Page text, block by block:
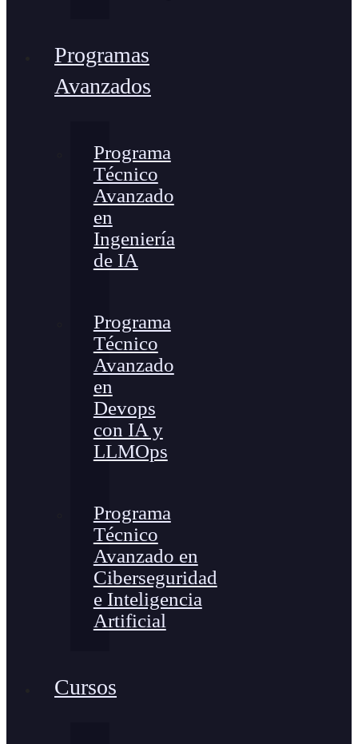
Programas
Avanzados
Programa
Técnico
Avanzado
en
Ingeniería
de IA
Programa
Técnico
Avanzado
en
Devops
con IA y
LLMOps
Programa
Técnico
Avanzado en
Ciberseguridad
e Inteligencia
Artificial
Cursos